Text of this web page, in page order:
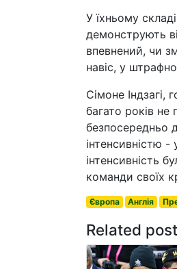
У їхньому
демонструють
впевнений, чи
навіс, у
Сімоне
багато років
безпосередньо
інтенсивністю
інтенсивність
команди своїх
Європа Англія
Related